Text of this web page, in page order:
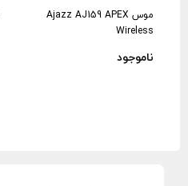
موس Ajazz AJ159 APEX
Wireless
ناموجود